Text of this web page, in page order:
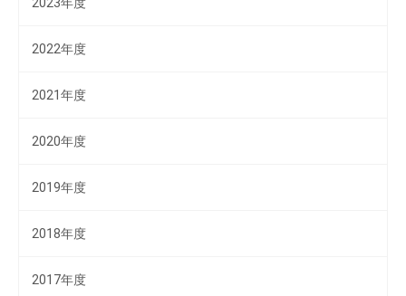
2022年度
2021年度
2020年度
2019年度
2018年度
2017年度